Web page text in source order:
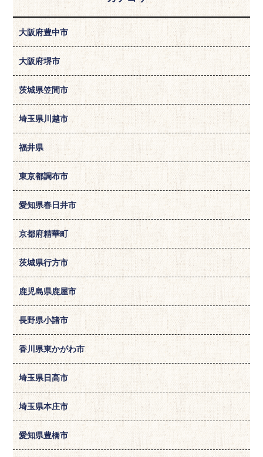
大阪府豊中市
大阪府堺市
茨城県笠間市
埼玉県川越市
福井県
東京都調布市
愛知県春日井市
京都府精華町
茨城県行方市
鹿児島県鹿屋市
長野県小諸市
香川県東かがわ市
埼玉県日高市
埼玉県本庄市
愛知県豊橋市